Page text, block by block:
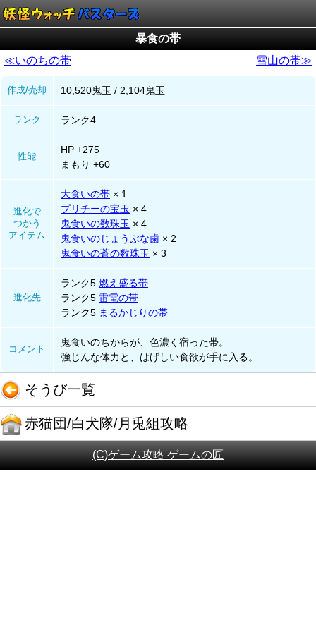
暴食の帯
≪いのちの帯
雪山の帯≫
作成/売却 10,520鬼玉 / 2,104鬼玉
ランク ランク4
性能
HP +275
まもり +60
進化で
つかう
アイテム
大食いの帯 × 1
プリチーの宝玉 × 4
鬼食いの数珠玉 × 4
鬼食いのじょうぶな歯 × 2
鬼食いの蒼の数珠玉 × 3
進化先
ランク5 燃え盛る帯
ランク5 雷電の帯
ランク5 まるかじりの帯
コメント
鬼食いのちからが、色濃く宿った帯。
強じんな体力と、はげしい食欲が手に入る。
そうび一覧
赤猫団/白犬隊/月兎組攻略
(C)ゲーム攻略 ゲームの匠